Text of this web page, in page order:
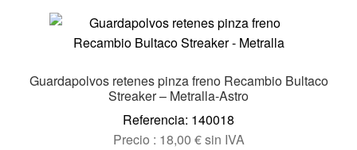
Guardapolvos retenes pinza freno Recambio Bultaco
Streaker – Metralla-Astro
Referencia: 140018
Precio : 18,00 €sin IVA